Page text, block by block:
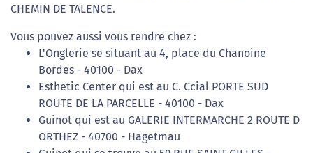
CHEMIN DE TALENCE.
Vous pouvez aussi vous rendre chez :
L'Onglerie se situant au 4, place du Chanoine
Bordes - 40100 - Dax
Esthetic Center qui est au C. Ccial PORTE SUD
ROUTE DE LA PARCELLE - 40100 - Dax
Guinot qui est au GALERIE INTERMARCHE 2 ROUTE D
ORTHEZ - 40700 - Hagetmau